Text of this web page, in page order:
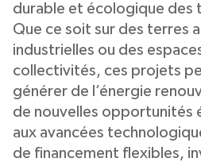
durable et écologique des
Que ce soit sur des terres
industrielles ou des
collectivités, ces projets
générer de l’énergie
de nouvelles opportunités
aux avancées
de financement flexibles,